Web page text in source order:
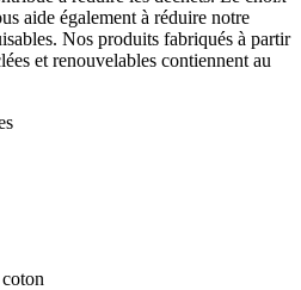
aide également à réduire notre
Nos produits fabriqués à partir
et renouvelables contiennent au